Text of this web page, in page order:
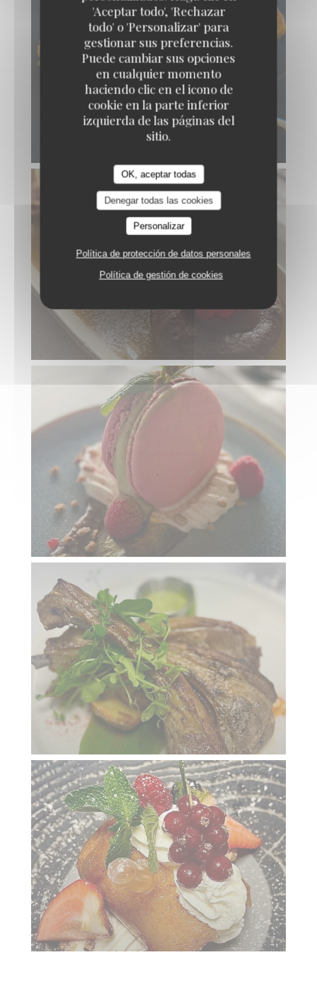
'Aceptar todo', 'Rechazar
todo' o 'Personalizar' para
gestionar sus preferencias.
Puede cambiar sus opciones
en cualquier momento
haciendo clic en el icono de
cookie en la parte inferior
izquierda de las páginas del
sitio.
OK, aceptar todas
Denegar todas las cookies
Personalizar
Política de protección de datos personales
Política de gestión de cookies